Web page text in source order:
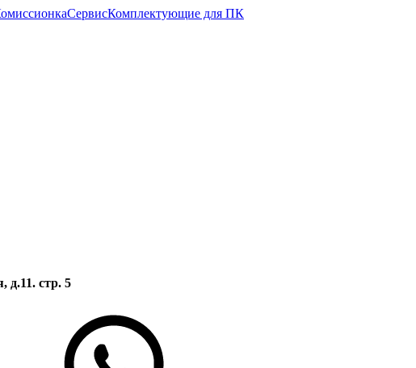
СервисКомплектующие для ПК
д.11. стр. 5